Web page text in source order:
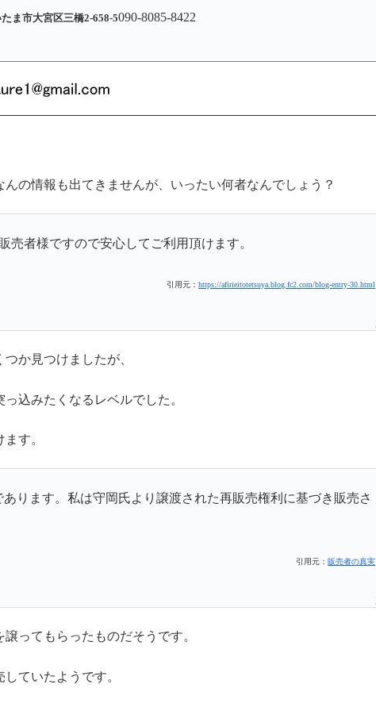
ま市大宮区三橋2-658-5090-8085-8422
の情報も出てきませんが、いったい何者なんでしょう？
売者様ですので安心してご利用頂けます。
引用元：https://afirieitotetsuya.blog.fc2.com/blog-entry-30.html
か見つけましたが、
込みたくなるレベルでした。
す。
あります。私は守岡氏より譲渡された再販売権利に基づき販売さ
引用元：販売者の真実
ってもらったものだそうです。
ていたようです。